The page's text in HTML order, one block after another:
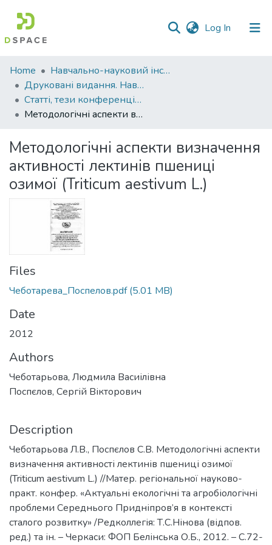
Log In (current)
Communities
&
Collections
All of DSpace
Statistics
Home
Навчально-науковий інститут агротехнологій, селекції та екології
Друковані видання. Навчально-науковий інститут агротехнологій, селекції та екології
Статті, тези конференцій. Навчально-науковий інститут агротехнологій, селекції та екології
Методологічні аспекти визначення активності лектинів пшениці озимої (Triticum aestivum L.)
Методологічні аспекти визначення
активності лектинів пшениці
озимої (Triticum aestivum L.)
Files
Чеботарева_Поспелов.pdf(5.01 MB)
Date
2012
Authors
Чеботарьова, Людмила Васиілівна
Поспєлов, Сергій Вікторович
Description
Чеботарьова Л.В., Поспєлов С.В. Методологічні аспекти
визначення активності лектинів пшениці озимої
(Triticum aestivum L.) //Матер. регіональної науково-
практ. конфер. «Актуальні екологічні та агробіологічні
проблеми Середнього Придніпров’я в контексті
сталого розвитку» /Редколлегія: Т.С.Нінова (відпов.
ред.) та ін. – Черкаси: ФОП Белінська О.Б., 2012. – С.72-